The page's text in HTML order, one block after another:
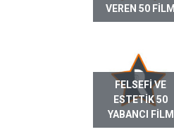
VEREN 50 FILM
FELSEFI VE
ESTETIK 50
YABANCI FILM